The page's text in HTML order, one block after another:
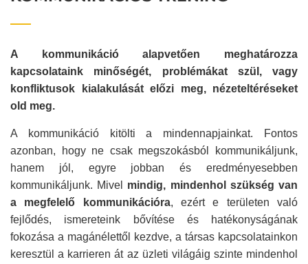
A kommunikáció alapvetően meghatározza
kapcsolataink minőségét, problémákat szül, vagy
konfliktusok kialakulását előzi meg, nézeteltéréseket
old meg.
A kommunikáció kitölti a mindennapjainkat. Fontos
azonban, hogy ne csak megszokásból kommunikáljunk,
hanem jól, egyre jobban és eredményesebben
kommunikáljunk. Mivel mindig, mindenhol szükség van
a megfelelő kommunikációra, ezért e területen való
fejlődés, ismereteink bővítése és hatékonyságának
fokozása a magánélettől kezdve, a társas kapcsolatainkon
keresztül a karrieren át az üzleti világáig szinte mindenhol